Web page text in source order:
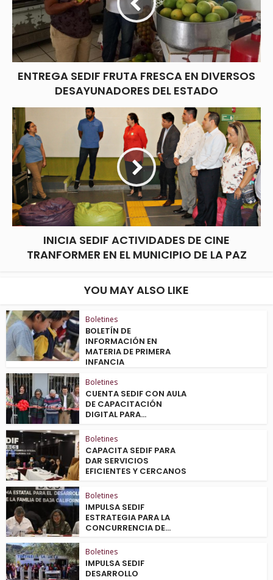
ENTREGA SEDIF FRUTA FRESCA EN DIVERSOS
DESAYUNADORES DEL ESTADO
INICIA SEDIF ACTIVIDADES DE CINE
TRANFORMER EN EL MUNICIPIO DE LA PAZ
YOU MAY ALSO LIKE
Boletines
BOLETÍN DE
INFORMACIÓN EN
MATERIA DE PRIMERA
INFANCIA
Boletines
CUENTA SEDIF CON AULA
DE CAPACITACIÓN
DIGITAL PARA...
Boletines
CAPACITA SEDIF PARA
DAR SERVICIOS
EFICIENTES Y CERCANOS
Boletines
IMPULSA SEDIF
ESTRATEGIA PARA LA
CONCURRENCIA DE...
Boletines
IMPULSA SEDIF
DESARROLLO